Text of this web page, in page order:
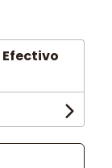
Efectivo